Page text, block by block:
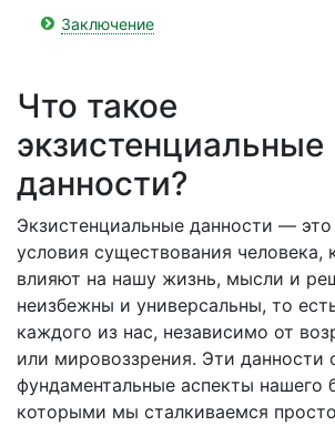
Заключение
Что такое
экзистенциальные
данности?
Экзистенциальные данности —
условия существования человека,
влияют на нашу жизнь, мысли и
неизбежны и универсальны, то
каждого из нас, независимо от
или мировоззрения. Эти данности
фундаментальные аспекты нашего
которыми мы сталкиваемся